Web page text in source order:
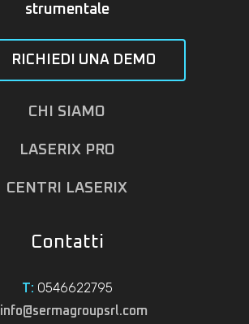
strumentale
RICHIEDI UNA DEMO
CHI SIAMO
LASERIX PRO
CENTRI LASERIX
Contatti
T: 0546622795
info@sermagroupsrl.com